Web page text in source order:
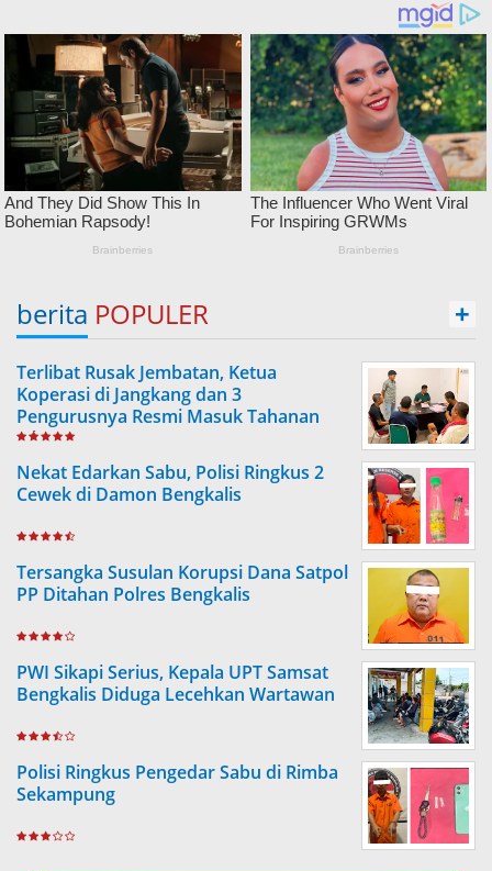
berita POPULER +
Terlibat Rusak Jembatan, Ketua
Koperasi di Jangkang dan 3
Pengurusnya Resmi Masuk Tahanan
Jaksa
Nekat Edarkan Sabu, Polisi Ringkus 2
Cewek di Damon Bengkalis
Tersangka Susulan Korupsi Dana Satpol
PP Ditahan Polres Bengkalis
PWI Sikapi Serius, Kepala UPT Samsat
Bengkalis Diduga Lecehkan Wartawan
Polisi Ringkus Pengedar Sabu di Rimba
Sekampung